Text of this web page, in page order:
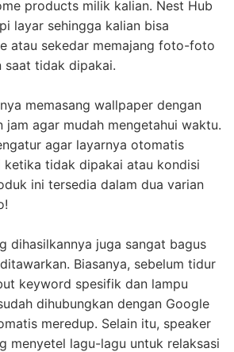
products milik kalian. Nest Hub
layar sehingga kalian bisa
atau sekedar memajang foto-foto
saat tidak dipakai.
memasang wallpaper dengan
jam agar mudah mengetahui waktu.
agar layarnya otomatis
ketika tidak dipakai atau kondisi
ini tersedia dalam dua varian
dihasilkannya juga sangat bagus
Biasanya, sebelum tidur
keyword spesifik dan lampu
dihubungkan dengan Google
meredup. Selain itu, speaker
menyetel lagu-lagu untuk relaksasi